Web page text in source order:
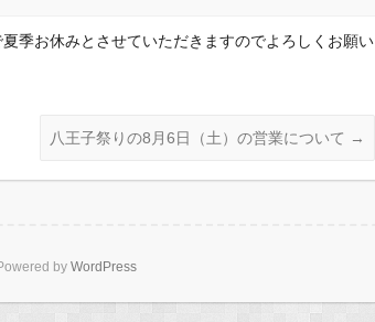
季お休みとさせていただきますのでよろしくお願い
八王子祭りの8月6日（土）の営業について →
by WordPress